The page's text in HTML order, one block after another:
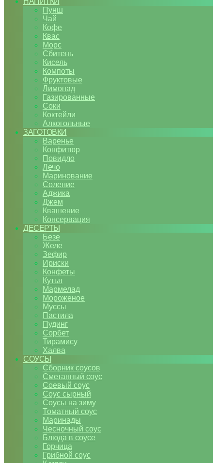
Пунш
Чай
Кофе
Квас
Морс
Сбитень
Кисель
Компоты
Фруктовые
Лимонад
Газированные
Соки
Коктейли
Алкогольные
ЗАГОТОВКИ
Варенье
Конфитюр
Повидло
Лечо
Маринование
Соление
Аджика
Джем
Квашение
Консервация
ДЕСЕРТЫ
Безе
Желе
Зефир
Ириски
Конфеты
Кутья
Мармелад
Мороженое
Муссы
Пастила
Пудинг
Сорбет
Тирамису
Халва
СОУСЫ
Сборник соусов
Сметанный соус
Соевый соус
Соус сырный
Соусы на зиму
Томатный соус
Маринады
Чесночный соус
Блюда в соусе
Горчица
Грибной соус